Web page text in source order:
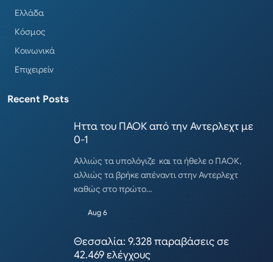
Ελλάδα
Κόσμος
Κοινωνικά
Επιχειρείν
Recent Posts
Ηττα του ΠΑΟΚ από την Αντερλεχτ με
0-1
Αλλιώς τα υπολόγιζε και τα ήθελε ο ΠΑΟΚ,
αλλιώς τα βρήκε απέναντι στην Αντερλεχτ
καθώς στο πρώτο…
Aug 6
Θεσσαλία: 9.328 παραβάσεις σε
42.469 ελέγχους